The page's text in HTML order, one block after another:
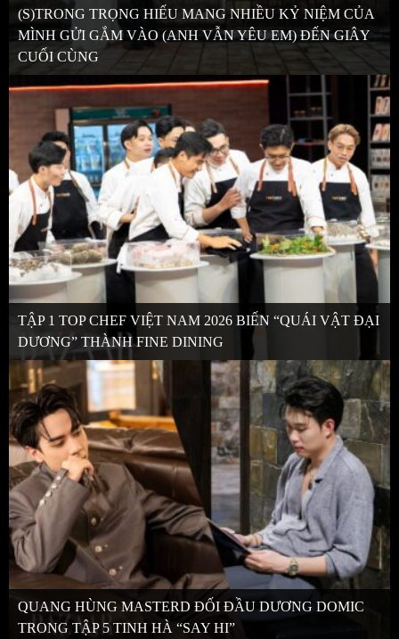
(S)TRONG TRỌNG HIẾU MANG NHIỀU KỶ NIỆM CỦA
MÌNH GỬI GẮM VÀO (ANH VẪN YÊU EM) ĐẾN GIÂY
CUỐI CÙNG
TẬP 1 TOP CHEF VIỆT NAM 2026 BIẾN “QUÁI VẬT ĐẠI
DƯƠNG” THÀNH FINE DINING
QUANG HÙNG MASTERD ĐỐI ĐẦU DƯƠNG DOMIC
TRONG TẬP 5 TINH HÀ “SAY HI”